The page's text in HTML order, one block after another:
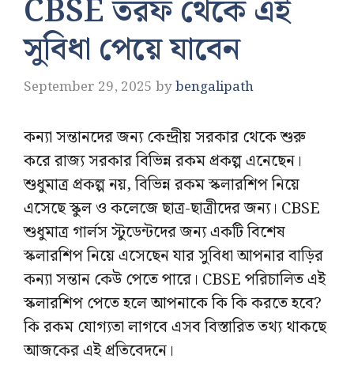
CBSE তরফ থেকে এই
সুবিধা পেয়ে যাবেন
September 29, 2025 bybengalipath
কন্যা সন্তানদের জন্য কেন্দ্রীয় সরকার থেকে শুরু
করে রাজ্য সরকার বিভিন্ন রকম প্রকল্প এনেছেন।
শুধুমাত্র প্রকল্প নয়, বিভিন্ন রকম স্কলারশিপ নিয়ে
এসেছে স্কুল ও কলেজে ছাত্র-ছাত্রীদের জন্য। CBSE
শুধুমাত্র গার্লস স্টুডেন্টদের জন্য একটি বিশেষ
স্কলারশিপ নিয়ে এসেছেন যার সুবিধা আপনার বাড়ির
কন্যা সন্তান কেউ পেতে পারে। CBSE পরিচালিত এই
স্কলারশিপ পেতে হলে আপনাকে কি কি করতে হবে?
কি রকম যোগ্যতা লাগবে এসব বিস্তারিত তথ্য থাকছে
আজকের এই প্রতিবেদনে।